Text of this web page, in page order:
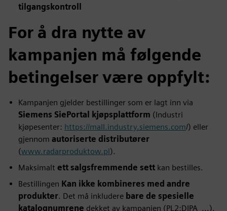
tilgangskontroll
For å dra nytte av
kampanjen må følgende
betingelser være oppfylt:
Kampanjen gjelder bestillinger som er lagt inn via
Siemens SiePortal kjøpsplattform (Industri
kjøpesenter: https://mall.industry.siemens.com/) eller
gjennom autoriserte distributører
(www.radarproduktow.pl).
Maksimalt ett salgsfremmende sett kan bestilles.
Bestillingen Kan ikke kombineres med andre
produkter. Det må inkludere bare de spesielle
katalognumrene dekket av kampanjen (PL2:DIPA_...).